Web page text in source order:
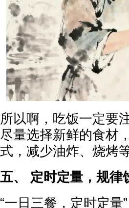
所以啊，吃饭一定要
尽量选择新鲜的食材
式，减少油炸、烧烤
五、 定时定量，规律
“一日三餐，定时定